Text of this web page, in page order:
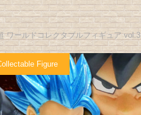
ワールドコレクタブルフィギュア vol.3
Figure